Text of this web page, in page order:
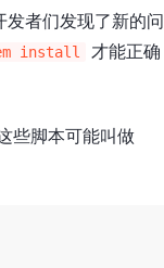
者们发现了新的问
install
才能正确
些脚本可能叫做